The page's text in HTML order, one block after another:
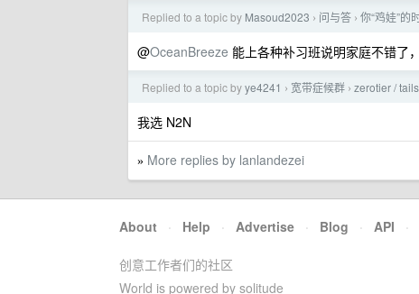
Replied to a topic by Masoud2023 › 问与答 › 你“鸡娃”的
@OceanBreeze 能上各种补习班说明家庭不错了
Replied to a topic byye4241 › 宽带症候群 › zerotier /
我选 N2N
» More replies by lanlandezei
About · Help · Advertise · Blog · API ·
创意工作者们的社区
World is powered by solitude